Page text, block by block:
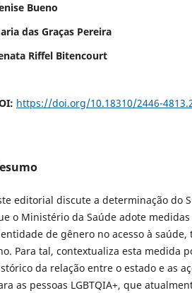
Bueno
das Graças Pereira
Riffel Bitencourt
https://doi.org/10.18310/2446-
editorial discute a determinação do
o Ministério da Saúde adote
de gênero no acesso à
Para tal, contextualiza esta medida
da relação entre o estado e as
as pessoas LGBTQIA+, que